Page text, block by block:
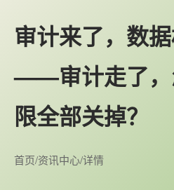
审计来了，数
——审计走了，
限全部关掉？
首页/资讯中心/详情